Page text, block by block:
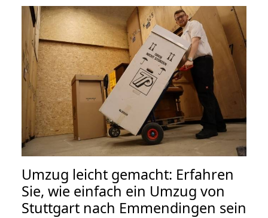
Umzug leicht gemacht: Erfahren
Sie, wie einfach ein Umzug von
Stuttgart nach Emmendingen sein